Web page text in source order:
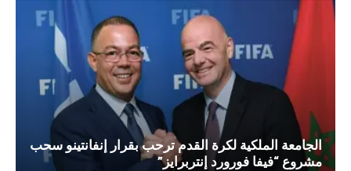
الجامعة الملكية لكرة القدم ترحب بقرار إنفانتينو سحب
مشروع “فيفا فورورد إنتربرايز”